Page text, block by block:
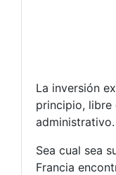
La inversión
principio,
administrativo.
Sea cual sea
Francia